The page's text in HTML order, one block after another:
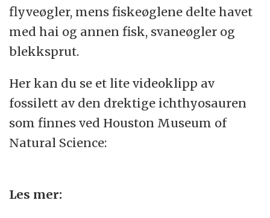
flyveøgler, mens fiskeøglene delte havet
med hai og annen fisk, svaneøgler og
blekksprut.
Her kan du se et lite videoklipp av
fossilett av den drektige ichthyosauren
som finnes ved Houston Museum of
Natural Science:
Les mer: